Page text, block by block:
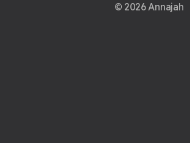
© 2026 Annajah